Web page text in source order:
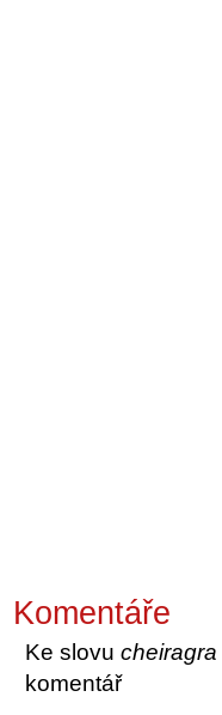
Komentáře
Ke slovucheiragra
komentář